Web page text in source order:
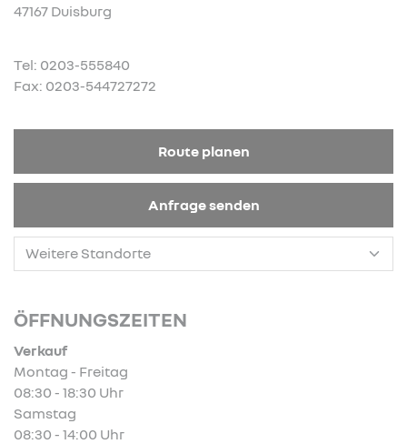
47167 Duisburg
Tel: 0203-555840
Fax: 0203-544727272
Route planen
Anfrage senden
ÖFFNUNGSZEITEN
Verkauf
Montag - Freitag
08:30 - 18:30 Uhr
Samstag
08:30 - 14:00 Uhr